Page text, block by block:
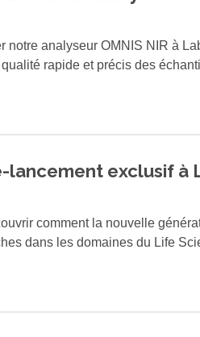
notre analyseur OMNIS NIR à
rapide et précis des
lancement exclusif à
comment la nouvelle
dans les domaines du Life